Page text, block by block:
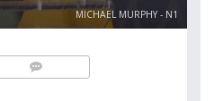
MICHAEL MURPHY - N1